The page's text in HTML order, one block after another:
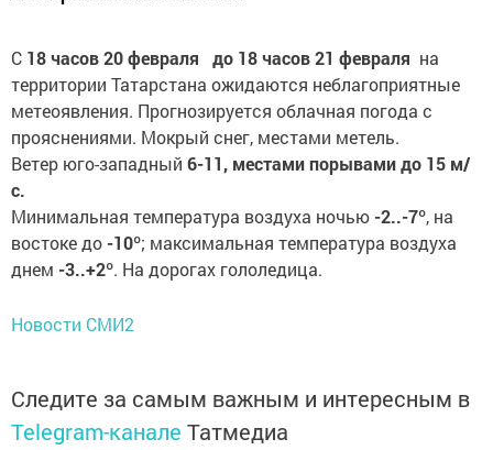
С 18 часов 20 февраля до 18 часов 21 февраля на
территории Татарстана ожидаются неблагоприятные
метеоявления. Прогнозируется облачная погода с
прояснениями. Мокрый снег, местами метель.
Ветер юго-западный 6-11, местами порывами до 15 м/
с.
Минимальная температура воздуха ночью -2..-7º, на
востоке до -10º; максимальная температура воздуха
днем -3..+2º. На дорогах гололедица.
Новости СМИ2
Следите за самым важным и интересным в
Telegram-канале Татмедиа